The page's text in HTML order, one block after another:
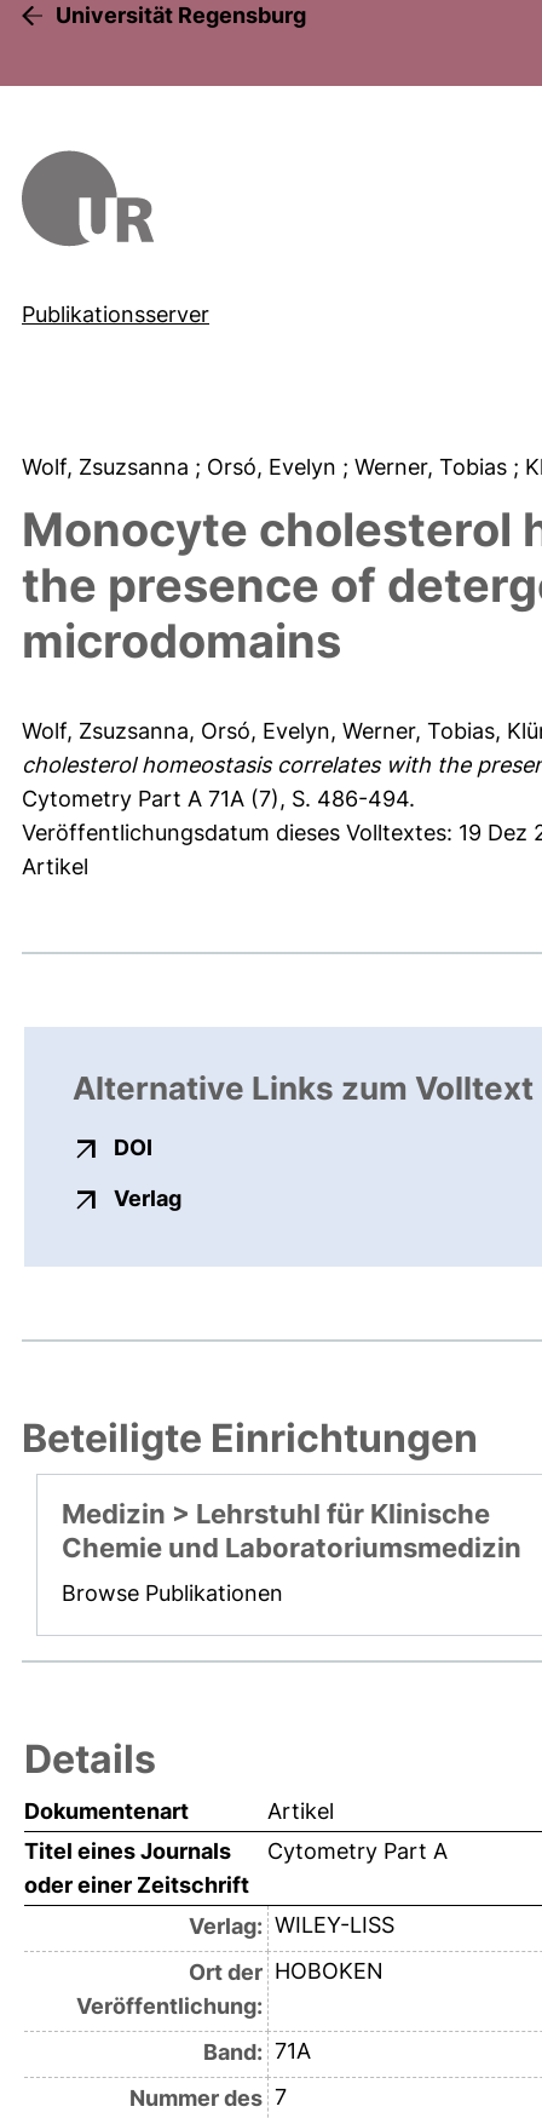
Universität Regensburg
Publikationsserver
Wolf, Zsuzsanna ; Orsó, Evelyn ; Werner, Tobias ;
Monocyte cholesterol
the presence of
microdomains
Wolf, Zsuzsanna, Orsó, Evelyn, Werner, Tobias,
cholesterol homeostasis correlates with the
Cytometry Part A 71A (7), S. 486-494.
Veröffentlichungsdatum dieses Volltextes: 19 Dez
Artikel
Alternative Links zum Volltext
DOI
Verlagexterner Link, öffnet neues
Beteiligte Einrichtungen
Medizin > Lehrstuhl für Klinische
Chemie und Laboratoriumsmedizin
Browse Publikationen
Details
Dokumentenart
Artikel
Titel eines Journals
oder einer Zeitschrift
Cytometry Part A
Verlag: WILEY-LISS
Ort der
Veröffentlichung:
HOBOKEN
Band: 71A
Nummer des 7